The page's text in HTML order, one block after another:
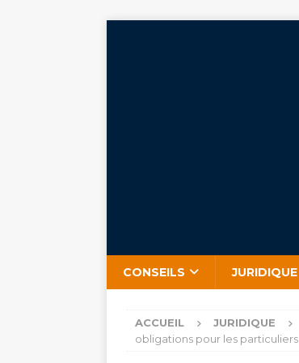
CONSEILS JURIDIQUE
ACCUEIL JURIDIQUE
obligations pour les particuliers